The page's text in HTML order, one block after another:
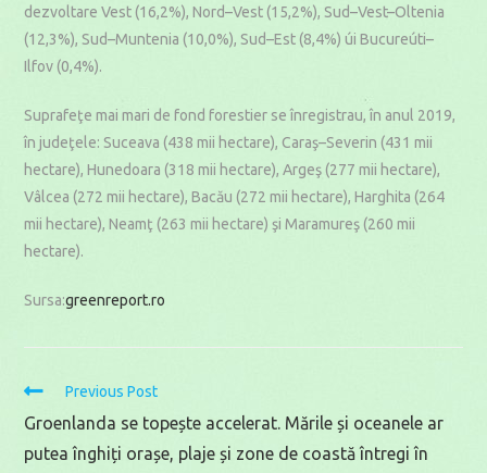
dezvoltare Vest (16,2%), Nord–Vest (15,2%), Sud–Vest–Oltenia
(12,3%), Sud–Muntenia (10,0%), Sud–Est (8,4%) úi Bucureúti–
Ilfov (0,4%).
Suprafeţe mai mari de fond forestier se înregistrau, în anul 2019,
în judeţele: Suceava (438 mii hectare), Caraş–Severin (431 mii
hectare), Hunedoara (318 mii hectare), Argeş (277 mii hectare),
Vâlcea (272 mii hectare), Bacău (272 mii hectare), Harghita (264
mii hectare), Neamţ (263 mii hectare) şi Maramureş (260 mii
hectare).
Sursa:greenreport.ro
Read
more
articles
Previous Post
Groenlanda se topește accelerat. Mările și oceanele ar
putea înghiți orașe, plaje și zone de coastă întregi în